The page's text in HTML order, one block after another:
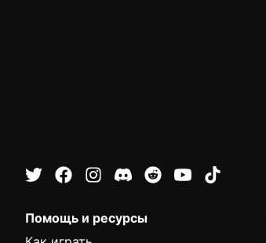
Помощь и ресурсы